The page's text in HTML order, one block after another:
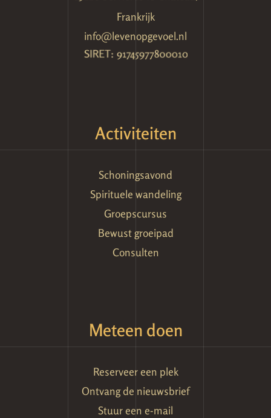
Frankrijk
info@levenopgevoel.nl
Activiteiten
Schoningsavond
Spirituele wandeling
Groepscursus
Bewust groeipad
Consulten
Meteen doen
Reserveer een plek
Ontvang de nieuwsbrief
Stuur een e-mail